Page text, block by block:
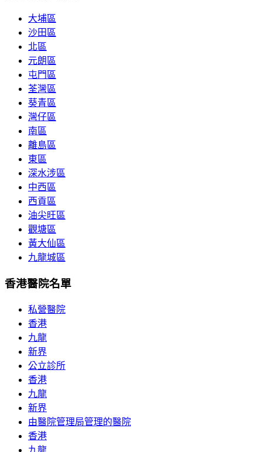
大埔區
沙田區
北區
元朗區
屯門區
荃灣區
葵青區
灣仔區
南區
離島區
東區
深水涉區
中西區
西貢區
油尖旺區
觀塘區
黃大仙區
九龍城區
香港醫院名單
私營醫院
香港
九龍
新界
公立診所
香港
九龍
新界
由醫院管理局管理的醫院
香港
九龍